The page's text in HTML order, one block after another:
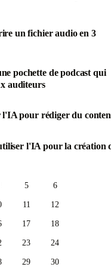
un fichier audio en 3
pochette de podcast qui
auditeurs
l'IA pour rédiger du
l'IA pour la création
5 6
11 12
17 18
23 24
29 30